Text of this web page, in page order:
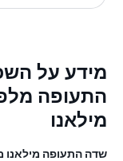
מידע על
מילאנו